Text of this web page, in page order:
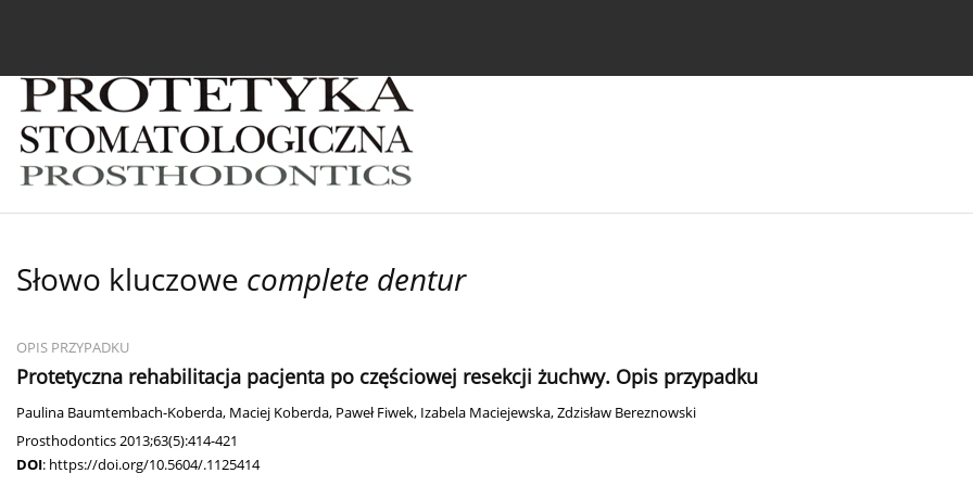
Słowo kluczowe complete dentur
OPIS PRZYPADKU
Protetyczna rehabilitacja pacjenta po częściowej resekcji żuchwy. Opis przypadku
Paulina Baumtembach-Koberda, Maciej Koberda, Paweł Fiwek, Izabela Maciejewska,Zdzisław Bereznowski
Prosthodontics 2013;63(5):414-421
DOI: https://doi.org/10.5604/.1125414